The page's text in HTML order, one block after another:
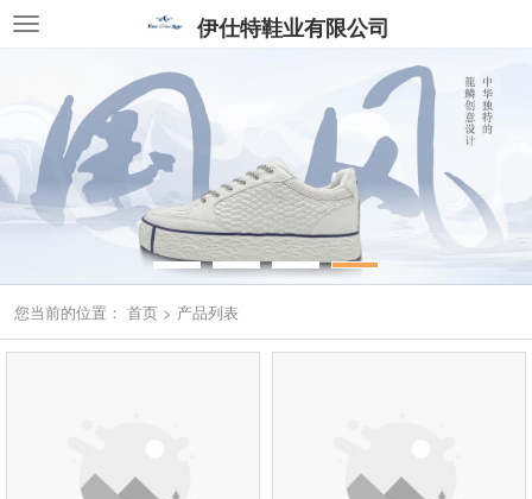
伊仕特鞋业有限公司
您当前的位置： 首页 > 产品列表